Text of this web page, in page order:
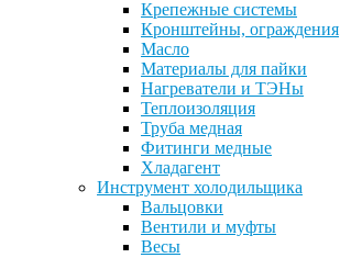
Крепежные системы
Кронштейны, ограждения
Масло
Материалы для пайки
Нагреватели и ТЭНы
Теплоизоляция
Труба медная
Фитинги медные
Хладагент
Инструмент холодильщика
Вальцовки
Вентили и муфты
Весы